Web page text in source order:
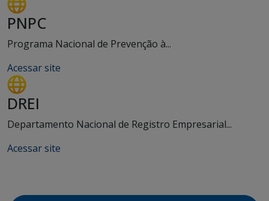
PNPC
Programa Nacional de Prevenção à...
Acessar site
DREI
Departamento Nacional de Registro Empresarial...
Acessar site